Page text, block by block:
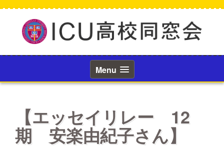
へ
ッ
Menu
【エッセイリレー 12
期 安楽由紀子さん】